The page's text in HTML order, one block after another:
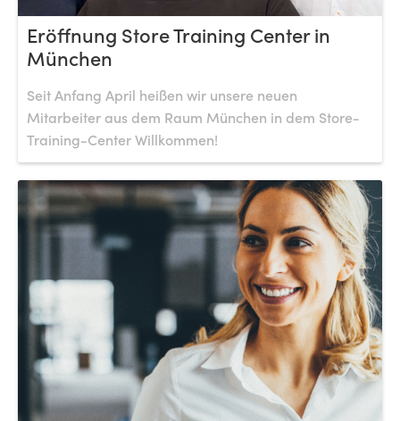
Eröffnung Store Training Center in
München
Seit Anfang April heißen wir unsere neuen
Mitarbeiter aus dem Raum München in dem Store-
Training-Center Willkommen!